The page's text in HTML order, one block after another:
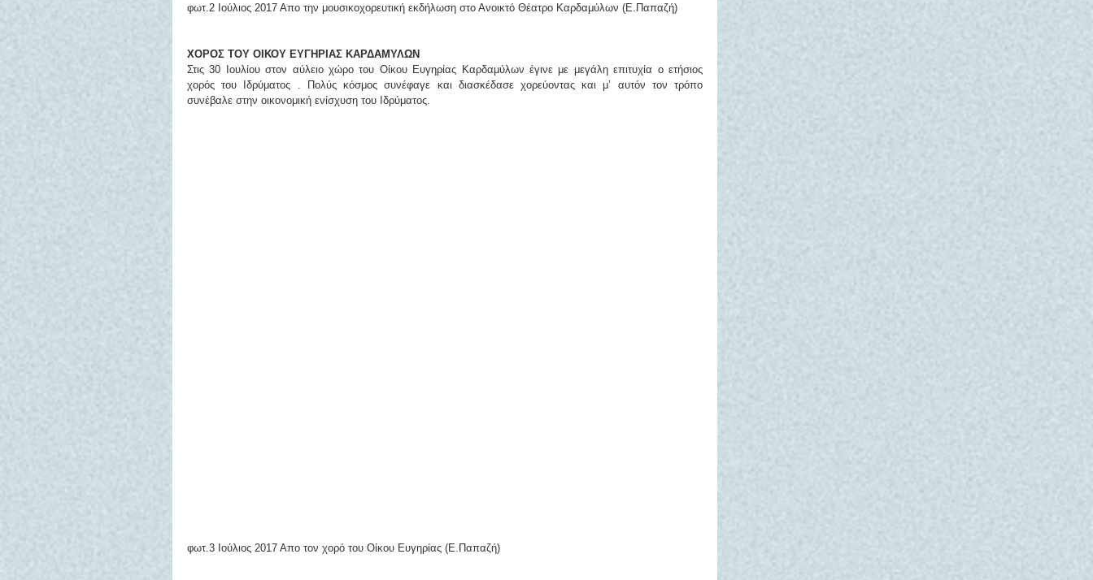
φωτ.2 Ιούλιος 2017 Απο την μουσικοχορευτική εκδήλωση στο Ανοικτό Θέατρο Καρδαμύλων (Ε.Παπαζή)
XOΡΟΣ ΤΟΥ ΟΙΚΟΥ ΕΥΓΗΡΙΑΣ ΚΑΡΔΑΜΥΛΩΝ
Στις 30 Ιουλίου στον αύλειο χώρο του Οίκου Ευγηρίας Καρδαμύλων έγινε με μεγάλη επιτυχία ο ετήσιος
χορός του Ιδρύματος . Πολύς κόσμος συνέφαγε και διασκέδασε χορεύοντας και μ’ αυτόν τον τρόπο
συνέβαλε στην οικονομική ενίσχυση του Ιδρύματος.
φωτ.3 Ιούλιος 2017 Απο τον χορό του Οίκου Ευγηρίας (Ε.Παπαζή)